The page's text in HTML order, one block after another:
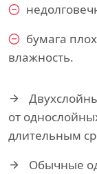
бумага
влажность.
от
длительным
Обычные